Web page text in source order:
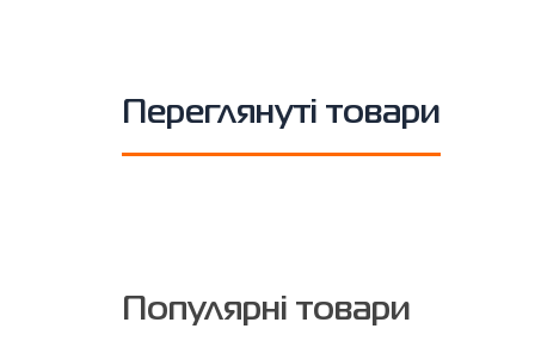
Переглянуті товари
Популярні товари